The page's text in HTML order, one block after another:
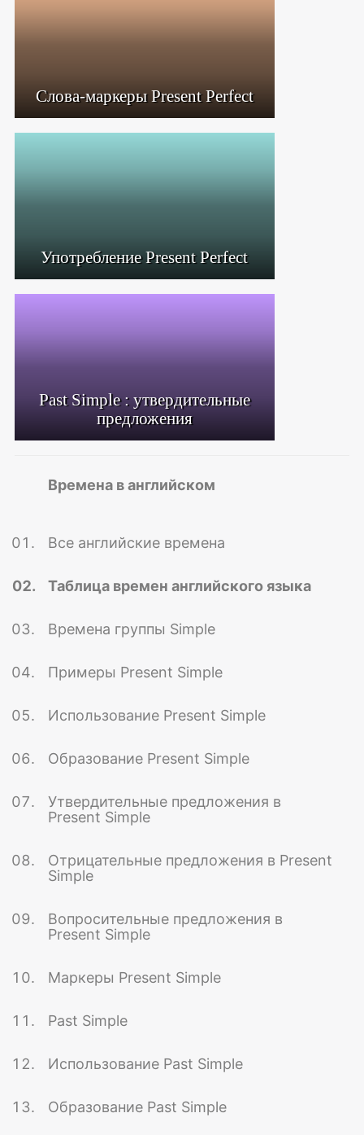
Слова-маркеры Present Perfect
Употребление Present Perfect
Past Simple : утвердительные
предложения
Времена в английском
Все английские времена
Таблица времен английского языка
Времена группы Simple
Примеры Present Simple
Использование Present Simple
Образование Present Simple
Утвердительные предложения в
Present Simple
Отрицательные предложения в Present
Simple
Вопросительные предложения в
Present Simple
Маркеры Present Simple
Past Simple
Использование Past Simple
Образование Past Simple